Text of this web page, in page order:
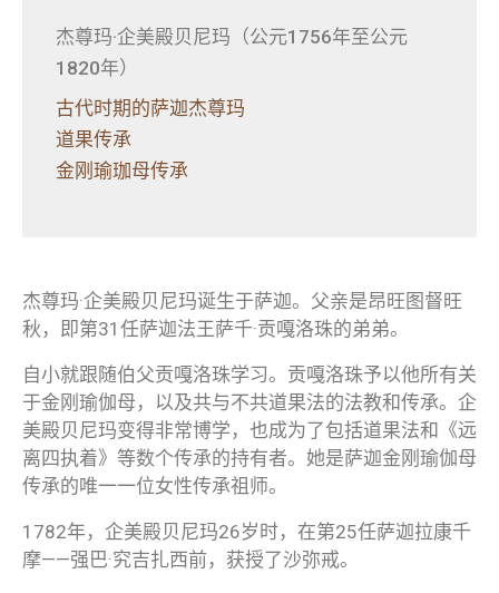
杰尊玛·企美殿贝尼玛（公元1756年至公元
1820年）
古代时期的萨迦杰尊玛
道果传承
金刚瑜珈母传承
杰尊玛·企美殿贝尼玛诞生于萨迦。父亲是昂旺图督旺
秋，即第31任萨迦法王萨千·贡嘎洛珠的弟弟。
自小就跟随伯父贡嘎洛珠学习。贡嘎洛珠予以他所有关
于金刚瑜伽母，以及共与不共道果法的法教和传承。企
美殿贝尼玛变得非常博学，也成为了包括道果法和《远
离四执着》等数个传承的持有者。她是萨迦金刚瑜伽母
传承的唯一一位女性传承祖师。
1782年，企美殿贝尼玛26岁时，在第25任萨迦拉康千
摩——强巴·究吉扎西前，获授了沙弥戒。